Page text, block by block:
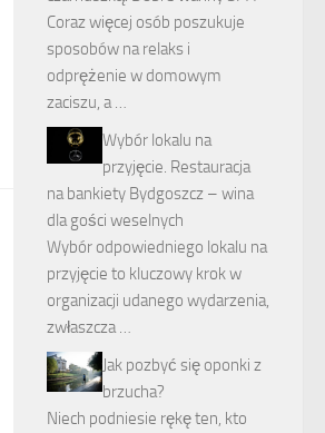
Coraz więcej osób poszukuje
sposobów na relaks i
odprężenie w domowym
zaciszu, a …
Wybór lokalu na
przyjęcie. Restauracja
na bankiety Bydgoszcz – wina
dla gości weselnych
Wybór odpowiedniego lokalu na
przyjęcie to kluczowy krok w
organizacji udanego wydarzenia,
zwłaszcza …
Jak pozbyć się oponki z
brzucha?
Niech podniesie rękę ten, kto